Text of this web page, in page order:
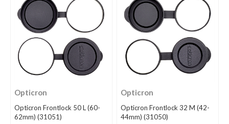
Opticron
Opticron Frontlock 50 L (60-
62mm) (31051)
Opticron
Opticron Frontlock 32 M (42-
44mm) (31050)